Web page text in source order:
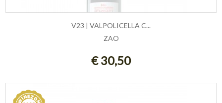
AGGIUNGI AL CARRELLO
V23 | VALPOLICELLA C...
ZAO
€ 30,50